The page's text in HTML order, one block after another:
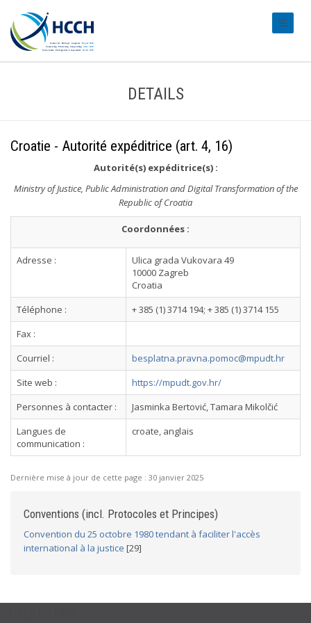
DETAILS
Croatie - Autorité expéditrice (art. 4, 16)
Autorité(s) expéditrice(s) :
Ministry of Justice, Public Administration and Digital Transformation of the
Republic of Croatia
Coordonnées :
Adresse :
Ulica grada Vukovara 49
10000 Zagreb
Croatia
Téléphone :
+ 385 (1) 3714 194; + 385 (1) 3714 155
Fax :
Courriel :
besplatna.pravna.pomoc@mpudt.hr
Site web :
https://mpudt.gov.hr/
Personnes à contacter :
Jasminka Bertović, Tamara Mikolčić
Langues de
communication :
croate, anglais
Dernière mise à jour de cette page : 30 janvier 2025
Conventions (incl. Protocoles et Principes)
Convention du 25 octobre 1980 tendant à faciliter l'accès
international à la justice [29]